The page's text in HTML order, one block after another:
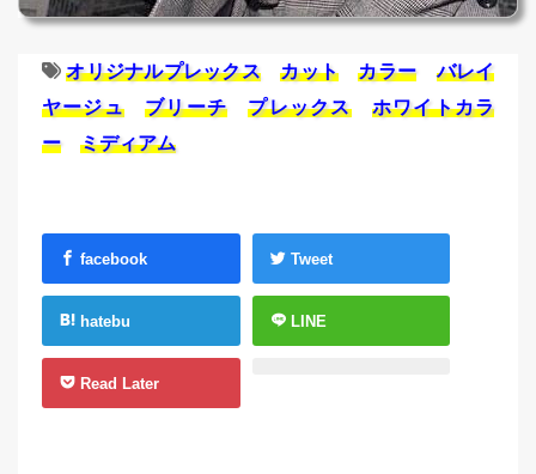
オリジナルプレックス カット カラー
バレイ
ヤージュ
ブリーチ プレックス
ホワイトカラ
ー
ミディアム
facebook Tweet
hatebu LINE
Read Later